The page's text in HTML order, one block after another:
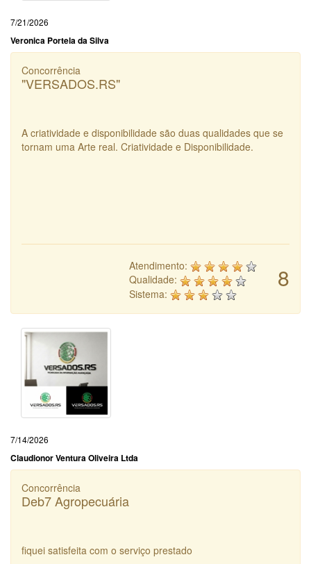
7/21/2026
Veronica Portela da Silva
Concorrência
"VERSADOS.RS"
A criatividade e disponibilidade são duas qualidades que se
tornam uma Arte real. Criatividade e Disponibilidade.
8
Atendimento:
Qualidade:
Sistema:
7/14/2026
Claudionor Ventura Oliveira Ltda
Concorrência
Deb7 Agropecuária
fiquei satisfeita com o serviço prestado